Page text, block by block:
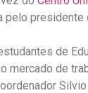
pelo
de
mercado de